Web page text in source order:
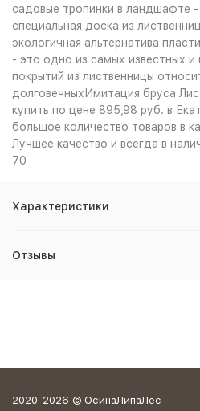
садовые тропинки в ландшафте
специальная доска из
экологичная альтернатива
- это одно из самых известных и
покрытий из лиственницы
долговечныхИмитация бруса
купить по цене 895,98 руб. в
большое количество товаров в
Лучшее качество и всегда в
70
Характеристики
Отзывы
2020-2026 © ОсинаЛипаЛес